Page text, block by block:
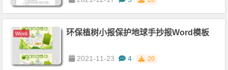
Word 环保植树小报保护地球手抄报Word模板
2021-11-23 4 20